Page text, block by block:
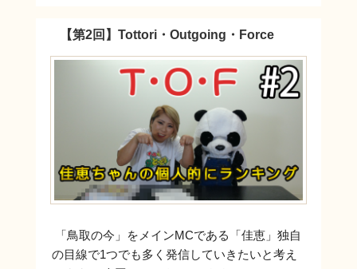
【第2回】Tottori・Outgoing・Force
「鳥取の今」をメインMCである「佳恵」独自
の目線で1つでも多く発信していきたいと考え